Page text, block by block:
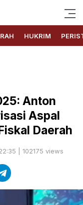
HUKRIM
Anton
Aspal
Daerah
| 102175 views